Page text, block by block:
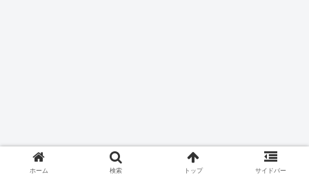
ホーム 検索 トップ サイドバー